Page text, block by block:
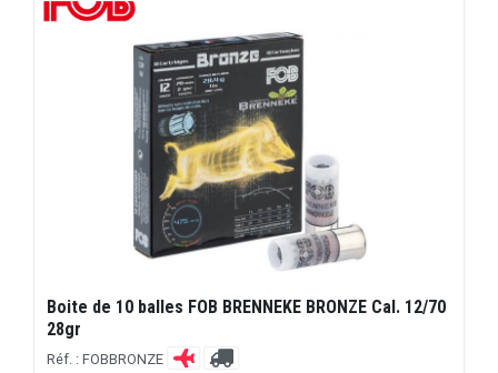
Boite de 10 balles FOB BRENNEKE BRONZE Cal. 12/70
28gr
Réf. : FOBBRONZE